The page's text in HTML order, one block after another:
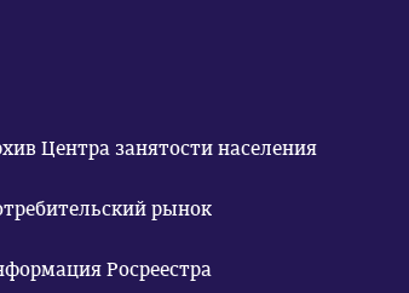
Центра занятости населения
рынок
Росреестра